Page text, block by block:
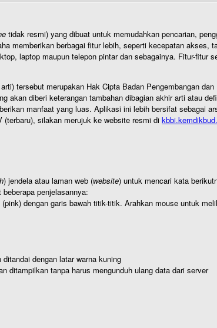
tidak resmi) yang dibuat untuk memudahkan pencarian,
memberikan berbagai fitur lebih, seperti kecepatan akses,
laptop maupun telepon pintar dan sebagainya. Fitur-fitur
tersebut merupakan Hak Cipta Badan Pengembangan dan
akan diberi keterangan tambahan dibagian akhir arti atau
manfaat yang luas. Aplikasi ini lebih bersifat sebagai
silakan merujuk ke website resmi di
) jendela atau laman web (website) untuk mencari kata
penjelasannya:
dengan garis bawah titik-titik. Arahkan mouse untuk
dengan latar warna kuning
ditampilkan tanpa harus mengunduh ulang data dari server